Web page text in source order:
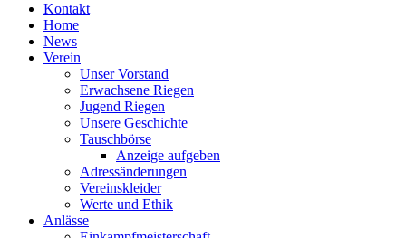
Kontakt
Home
News
Verein
Unser Vorstand
Erwachsene Riegen
Jugend Riegen
Unsere Geschichte
Tauschbörse
Anzeige aufgeben
Adressänderungen
Vereinskleider
Werte und Ethik
Anlässe